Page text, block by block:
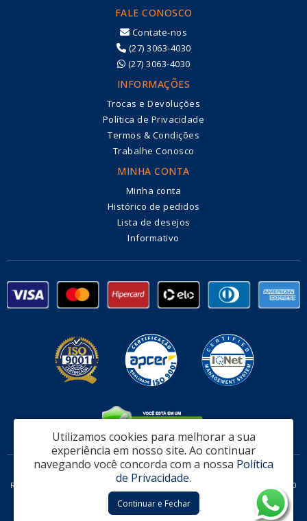
FALE CONOSCO
Contate-nos
(27) 3063-4030
(27) 3063-4030
INFORMAÇÕES
Trocas e Devoluções
Política de Privacidade
Termos & Condições
Trabalhe Conosco
MINHA CONTA
Minha conta
Histórico de pedidos
Lista de desejos
Informativo
Fabrica de Alambrado e Telas Vitória Ltda - CNPJ: 32.951.470/0002-08
Rodovia Governador Mario Covas, 311 Loja 06 - Serra / ES - CEP: 29161-160
Telas Vitória © 2026
Utilizamos cookies para melhorar a sua
experiência em nosso site. Ao continuar
navegando você concorda com a nossa Política
de Privacidade.
Continuar e Fechar